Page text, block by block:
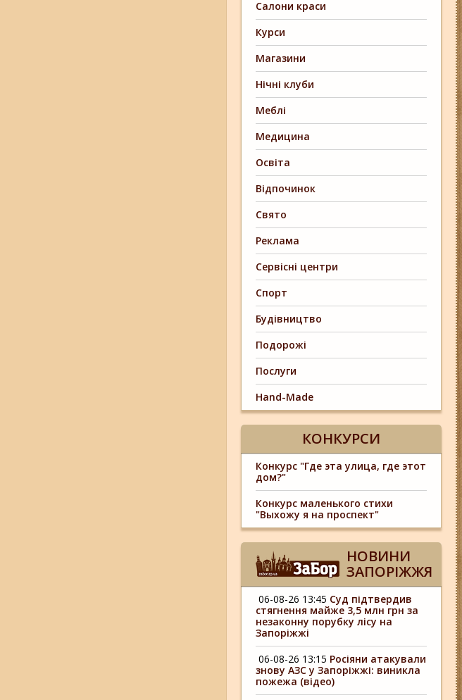
Салони краси
Курси
Магазини
Нічні клуби
Меблі
Медицина
Освіта
Відпочинок
Свято
Реклама
Сервісні центри
Спорт
Будівництво
Подорожі
Послуги
Hand-Made
КОНКУРСИ
Конкурс "Где эта улица, где этот
дом?"
Конкурс маленького стихи
"Выхожу я на проспект"
НОВИНИ
ЗАПОРІЖЖЯ
06-08-26 13:45 Суд підтвердив
стягнення майже 3,5 млн грн за
незаконну порубку лісу на
Запоріжжі
06-08-26 13:15 Росіяни атакували
знову АЗС у Запоріжжі: виникла
пожежа (відео)